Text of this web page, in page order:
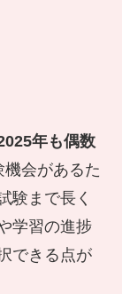
年も偶数
会があるた
験まで長く
学習の進捗
できる点が